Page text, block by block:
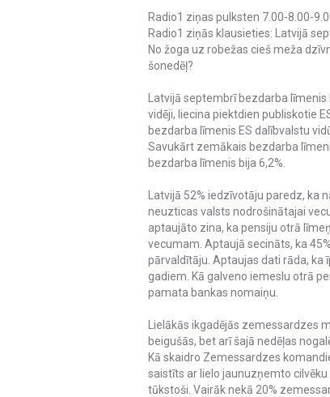
Radio1 ziņas pulksten 7.00-8.00-
Radio1 ziņās klausieties: Latvijā
No žoga uz robežas cieš meža
šonedēļ?
Latvijā septembrī bezdarba
vidēji, liecina piektdien publiskotie
bezdarba līmenis ES dalībvalstu
Savukārt zemākais bezdarba
bezdarba līmenis bija 6,2%.
Latvijā 52% iedzīvotāju paredz,
neuzticas valsts nodrošinātajai
aptaujāto zina, ka pensiju otrā
vecumam. Aptaujā secināts, ka
pārvaldītāju. Aptaujas dati rāda, ka
gadiem. Kā galveno iemeslu otrā
pamata bankas nomaiņu.
Lielākās ikgadējās zemessardzes
beigušās, bet arī šajā nedēļas
Kā skaidro Zemessardzes
saistīts ar lielo jaunuzņemto
tūkstoši. Vairāk nekā 20%